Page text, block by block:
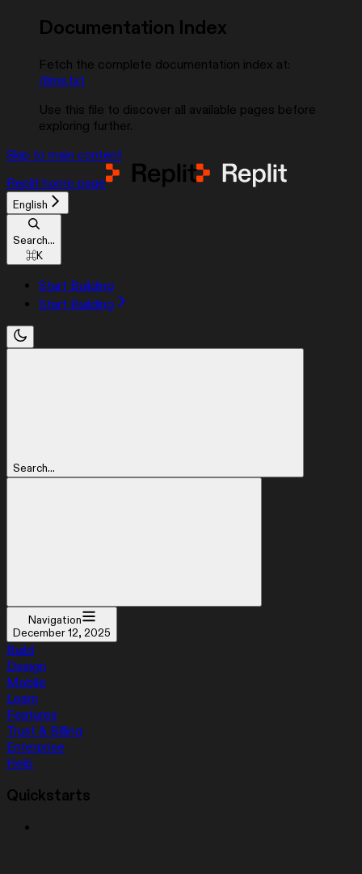
Documentation Index
Fetch the complete documentation index at:
/llms.txt
Use this file to discover all available pages before
exploring further.
Skip to main content
Replit home page
English
Search...
⌘K
Start Building
Start Building
Search...
Navigation
December 12, 2025
Build
Design
Mobile
Learn
Features
Trust & Billing
Enterprise
Help
Quickstarts